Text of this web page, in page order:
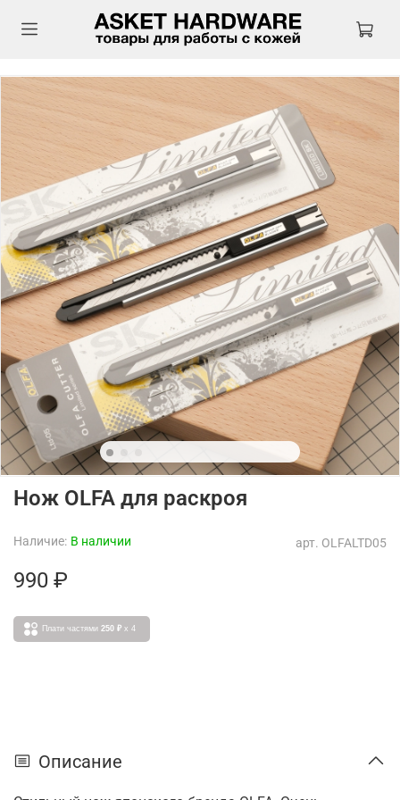
арт. OLFALTD05
Наличие: В наличии
Нож OLFA для раскроя
990 ₽
Плати частями 250 ₽ x 4
Описание